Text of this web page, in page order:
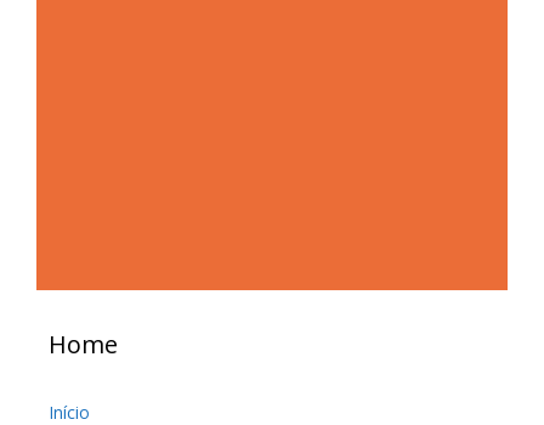
Home
Início